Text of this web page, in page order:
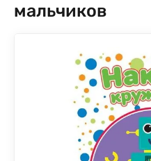
мальчиков